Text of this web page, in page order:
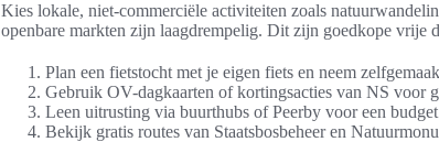
Kies lokale, niet-commerciële activiteiten zoals
openbare markten zijn laagdrempelig. Dit zijn goedkope vrije
Plan een fietstocht met je eigen fiets en neem
Gebruik OV-dagkaarten of kortingsacties van NS voor
Leen uitrusting via buurthubs of Peerby voor een
Bekijk gratis routes van Staatsbosbeheer en